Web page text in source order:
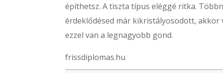
építhetsz. A tiszta típus eléggé ritka.
érdeklődésed már kikristályosodott, akkor
ezzel van a legnagyobb gond.
frissdiplomas.hu